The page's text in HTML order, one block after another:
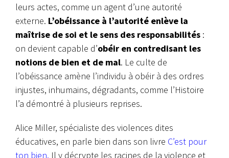
leurs actes, comme un agent d’une autorité
externe. L’obéissance à l’autorité enlève la
maîtrise de soi et le sens des responsabilités :
on devient capable d’obéir en contredisant les
notions de bien et de mal. Le culte de
l’obéissance amène l’individu à obéir à des ordres
injustes, inhumains, dégradants, comme l’Histoire
l’a démontré à plusieurs reprises.
Alice Miller, spécialiste des violences dites
éducatives, en parle bien dans son livre C’est pour
ton bien. Il y décrypte les racines de la violence et